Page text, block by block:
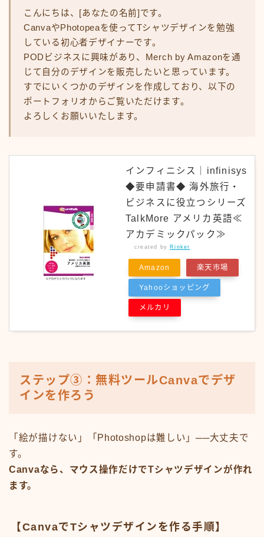
こんにちは、[あなたの名前]です。
CanvaやPhotopeaを使ってTシャツデザインを勉強
している初心者デザイナーです。
PODビジネスに興味があり、Merch by Amazonを通
じて自分のデザインを販売したいと思っています。
すでにいくつかのデザインを作成しており、以下の
ポートフォリオからご覧いただけます。
よろしくお願いいたします。
インフィニシス｜infinisys
◆要申請書◆ 海外旅行・
ビジネスに役立つシリーズ
TalkMore アメリカ英語≪
アカデミックパック≫
created by Rinker
Amazon 楽天市場
Yahooショッピング
メルカリ
ステップ③：無料ツールCanvaでデザ
インを作ろう
「絵が描けない」「Photoshopは難しい」──大丈夫で
す。
Canvaなら、マウス操作だけでTシャツデザインが作れ
ます。
【CanvaでTシャツデザインを作る手順】